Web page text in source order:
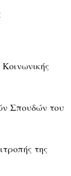
Σπουδών του
της